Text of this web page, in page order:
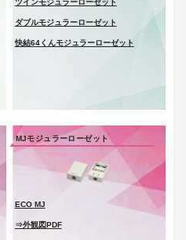
一覧
ション製品
出成形
ツインモジュラーローゼット
ダブルモジュラーローゼット
快結64くんモジュラーローゼット
MJモジュラーローゼット
ECO MJ
⇒外観図PDF